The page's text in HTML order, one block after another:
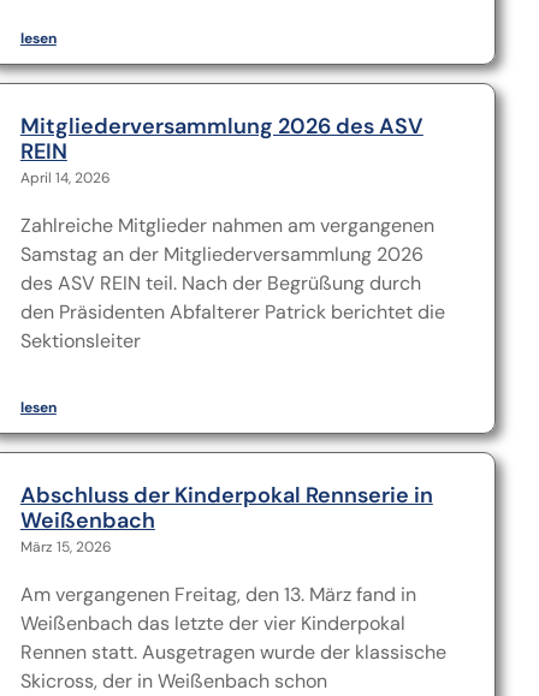
lesen
Mitgliederversammlung 2026 des ASV
REIN
April 14, 2026
Zahlreiche Mitglieder nahmen am vergangenen
Samstag an der Mitgliederversammlung 2026
des ASV REIN teil. Nach der Begrüßung durch
den Präsidenten Abfalterer Patrick berichtet die
Sektionsleiter
lesen
Abschluss der Kinderpokal Rennserie in
Weißenbach
März 15, 2026
Am vergangenen Freitag, den 13. März fand in
Weißenbach das letzte der vier Kinderpokal
Rennen statt. Ausgetragen wurde der klassische
Skicross, der in Weißenbach schon